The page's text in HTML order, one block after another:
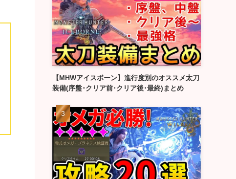
【MHWアイスボーン】進行度別のオススメ太刀
装備(序盤･クリア前･クリア後･最終)まとめ